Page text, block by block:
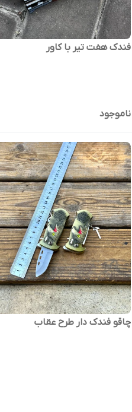
فندک هفت تیر با کاور
ناموجود
چاقو فندک دار طرح عقاب